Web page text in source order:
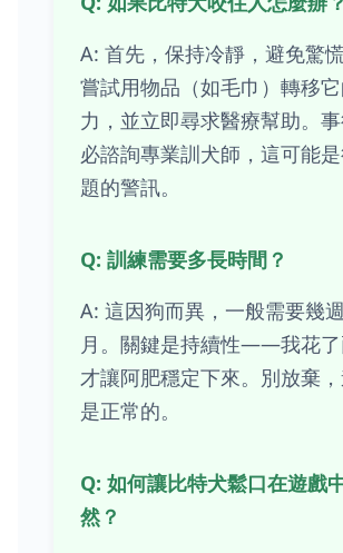
A: 首先，保持冷靜，避免驚慌
嘗試用物品（如毛巾）轉移
力，並立即尋求醫療幫助。
必諮詢專業訓犬師，這可能
題的警訊。
Q: 訓練需要多長時間？
A: 這因狗而異，一般需要幾
月。關鍵是持續性——我花了
才讓阿肥穩定下來。別放棄
是正常的。
Q: 如何讓比特犬鬆口在遊戲
然？